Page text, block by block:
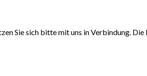
Sie sich bitte mit uns in Verbindung.